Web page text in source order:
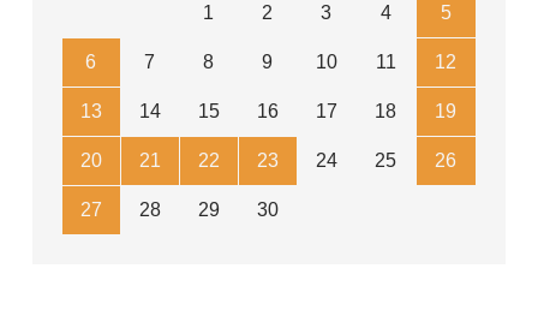
1 2 3 4 5
6 7 8 9 10 11 12
13 14 15 16 17 18 19
20 21 22 23 24 25 26
27 28 29 30